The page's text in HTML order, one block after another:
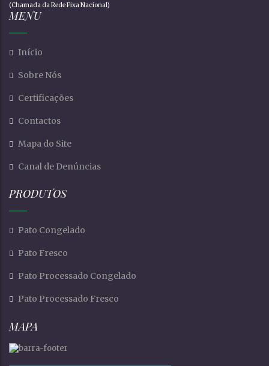
(Chamada da Rede Fixa Nacional)
MENU
Início
Sobre Nós
Certificações
Contactos
Mapa do Site
Canal de Denúncias
PRODUTOS
Pato Congelado
Pato Fresco
Pato Processado Congelado
Pato Processado Fresco
MAPA